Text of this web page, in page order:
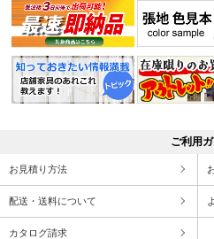
ご利用
お見積り方法
配送・送料について
カタログ請求